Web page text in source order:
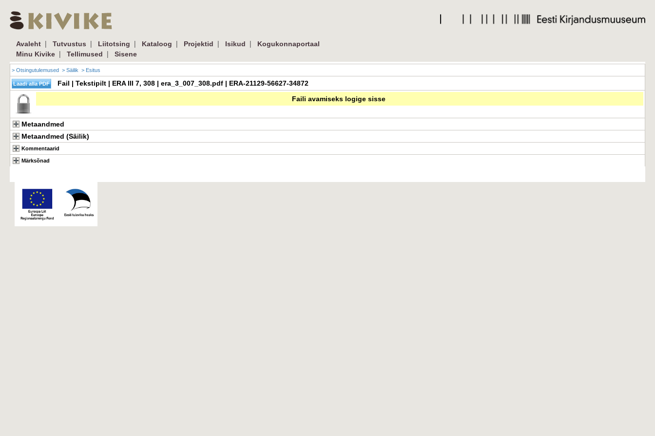
Avaleht | Tutvustus | Liitotsing | Kataloog | Projektid | Isikud |
Kogukonnaportaal
Minu Kivike | Tellimused | Sisene
> Otsingutulemused > Säilik > Esitus
Fail | Tekstipilt | ERA III 7, 308 | era_3_007_308.pdf | ERA-21129-56627-34872
Faili avamiseks logige sisse
Metaandmed
Metaandmed (Säilik)
Kommentaarid
Märksõnad